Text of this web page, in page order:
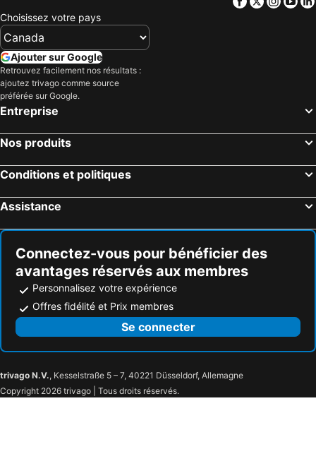
Brisbane, Queensland Hôtels
Adelaïde, Australie du Sud Hôtels
Surfers Paradise, Queensland Hôtels
Canberra, Australian Capital Territory Hôtels
Port Douglas, Queensland Hôtels
Choisissez votre pays
Ajouter sur Google
Retrouvez facilement nos résultats :
ajoutez trivago comme source
préférée sur Google.
Entreprise
Nos produits
Conditions et politiques
Assistance
Connectez-vous pour bénéficier des
avantages réservés aux membres
Personnalisez votre expérience
Offres fidélité et Prix membres
Se connecter
trivago N.V., Kesselstraße 5 – 7, 40221 Düsseldorf, Allemagne
Copyright 2026 trivago | Tous droits réservés.